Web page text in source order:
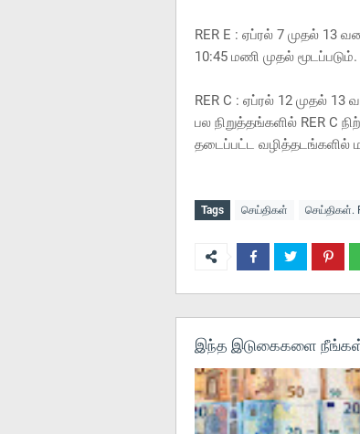
RER E : ஏப்ரல் 7 முதல் 13
10:45 மணி முதல் மூடப்படும்.
RER C : ஏப்ரல் 12 முதல் 13
பல நிறுத்தங்களில் RER C
தடைப்பட்ட வழித்தடங்களில்
Tags செய்திகள் செய்திகள்.
இந்த இடுகைகளை நீங்கள்